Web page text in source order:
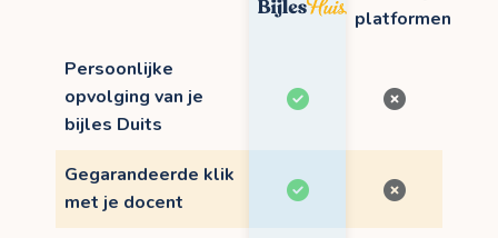
platformen
Persoonlijke
opvolging van je
bijles Duits
Gegarandeerde klik
met je docent